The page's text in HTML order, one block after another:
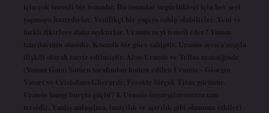
için çok önemli bir temadır. Bu insanlar özgürlükleri için her şeyi
yapmaya hazırdırlar. Yenilikçi bir yapıya sahip olabilirler. Yeni ve
farklı fikirlere daha açıktırlar. Uranüs neyi temsil eder? Yunan
tanrılarının atasıdır. Kozmik bir güce sahiptir. Uranüs ayrıca uzayla
ilişkili olarak tasvir edilmiştir. Aion-Uranüs ve Tellus mozaiğinde
(Yunan Gaia) Satürn tarafından hadım edilen Uranüs – Giorgio
Vasari ve Cristofano Gherardi; Freskte birçok Titan görünür.
Uranüs hangi burçta güçlü? 8. Uranüs önyargılarımızın tam
tersidir. Yanlış anlaşılma, inatçılık ve aşırılık gibi olumsuz etkileri